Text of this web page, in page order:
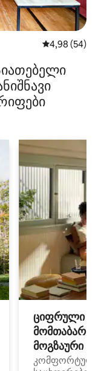
საშუალო
4,98 (54)
ციფრული
მოგზაური
კომფორტული